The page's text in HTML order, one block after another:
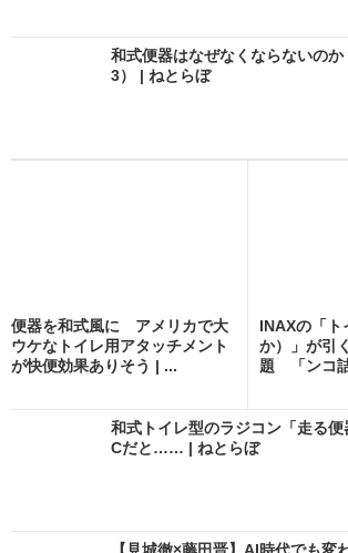
和式便器はなぜなくならないの
3） | ねとらぼ
便器を和式風に アメリカで大
ウケなトイレ用アタッチメント
が快便効果ありそう | ...
INAXの「ト
か）」が引
題 「ンコ
和式トイレ型のラジコン「走る
Cだと…… | ねとらぼ
【見城徹×藤田晋】AI時代でも変